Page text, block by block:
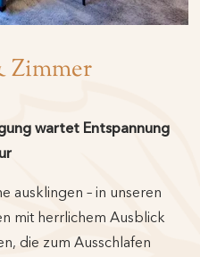
Zimmer
wartet Entspannung
ausklingen – in unseren
mit herrlichem Ausblick
die zum Ausschlafen